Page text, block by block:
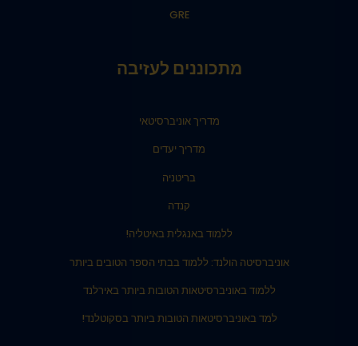
GRE
מתכוננים לעזיבה
מדריך אוניברסיטאי
מדריך יעדים
בריטניה
קנדה
ללמוד באנגלית באיטליה!
אוניברסיטה הולנד: ללמוד בבתי הספר הטובים ביותר
ללמוד באוניברסיטאות הטובות ביותר באירלנד
למד באוניברסיטאות הטובות ביותר בסקוטלנד!